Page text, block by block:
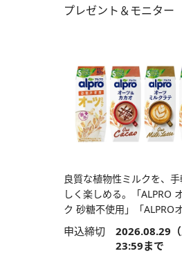
プレゼント＆モニター
良質な植物性ミルクを、
しく楽しめる。「ALPRO
ク 砂糖不使用」「ALPRO
申込締切 2026.08.29（
23:59まで